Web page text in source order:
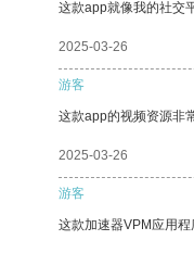
这款app就像我的社交
2025-03-26
游客
这款app的视频资源非
2025-03-26
游客
这款加速器VPM应用